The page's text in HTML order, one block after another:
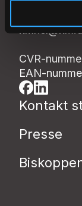
CVR-
EAN-
Kontakt
Presse